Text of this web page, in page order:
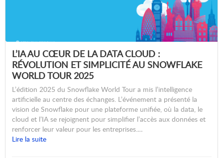
L’IA AU CŒUR DE LA DATA CLOUD :
RÉVOLUTION ET SIMPLICITÉ AU SNOWFLAKE
WORLD TOUR 2025
L’édition 2025 du Snowflake World Tour a mis l’intelligence
artificielle au centre des échanges. L’événement a présenté la
vision de Snowflake pour une plateforme unifiée, où la data, le
cloud et l’IA se rejoignent pour simplifier l’accès aux données et
renforcer leur valeur pour les entreprises.…
Lire la suite